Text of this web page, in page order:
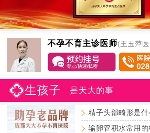
不孕不育主诊医师(王玉萍
生孩子—是天大的事
精子头部畸形是什
输卵管积水常用